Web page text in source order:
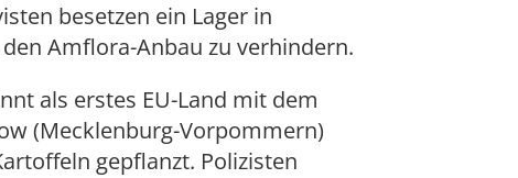
besetzen ein Lager in
Amflora-Anbau zu verhindern.
als erstes EU-Land mit dem
(Mecklenburg-Vorpommern)
gepflanzt. Polizisten